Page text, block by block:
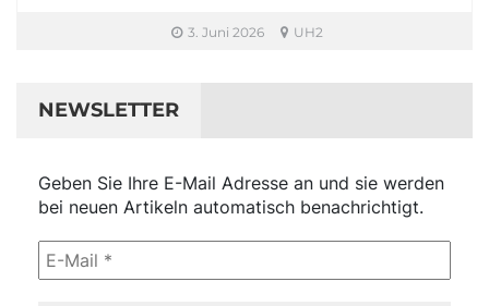
3. Juni 2026 UH2
NEWSLETTER
Geben Sie Ihre E-Mail Adresse an und sie werden
bei neuen Artikeln automatisch benachrichtigt.